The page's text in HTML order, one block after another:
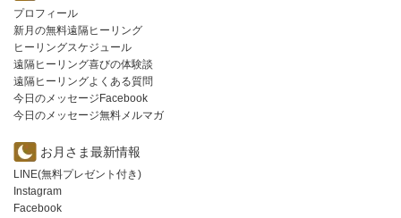
プロフィール
新月の無料遠隔ヒーリング
ヒーリングスケジュール
遠隔ヒーリング喜びの体験談
遠隔ヒーリングよくある質問
今日のメッセージFacebook
今日のメッセージ無料メルマガ
お月さま最新情報
LINE(無料プレゼント付き)
Instagram
Facebook